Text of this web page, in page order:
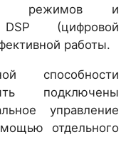
режимов и
(цифровой
работы.
способности
подключены
управление
отдельного